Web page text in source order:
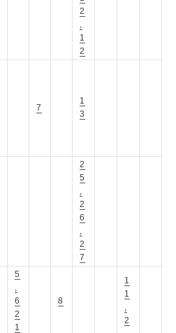
2
,
1
2
7
1
3
2
5
,
2
6
,
2
7
5
,
6
2
1
8
1
1
,
2